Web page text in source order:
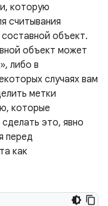
которую
считывания
объект.
объект может
либо в
случаях вам
метки
которые
это, явно
перед
как